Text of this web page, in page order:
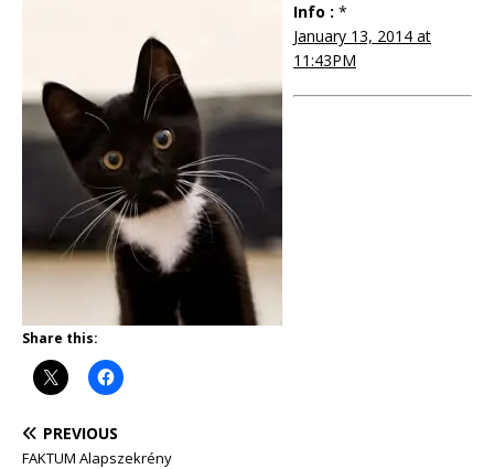
Info : *
January 13, 2014 at
11:43PM
Share this:
PREVIOUS
FAKTUM Alapszekrény